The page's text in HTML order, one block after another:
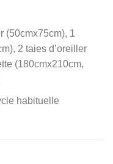
(50cmx75cm), 1
2 taies d’oreiller
(180cmx210cm,
habituelle